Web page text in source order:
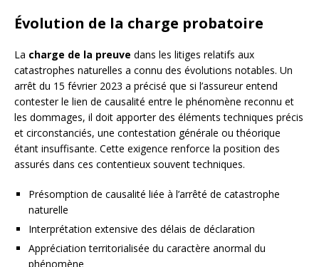
Évolution de la charge probatoire
La charge de la preuve dans les litiges relatifs aux
catastrophes naturelles a connu des évolutions notables. Un
arrêt du 15 février 2023 a précisé que si l’assureur entend
contester le lien de causalité entre le phénomène reconnu et
les dommages, il doit apporter des éléments techniques précis
et circonstanciés, une contestation générale ou théorique
étant insuffisante. Cette exigence renforce la position des
assurés dans ces contentieux souvent techniques.
Présomption de causalité liée à l’arrêté de catastrophe
naturelle
Interprétation extensive des délais de déclaration
Appréciation territorialisée du caractère anormal du
phénomène